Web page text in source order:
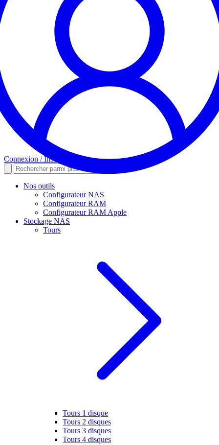
Connexion / Inscription
Nos outils
Configurateur NAS
Configurateur RAM
Configurateur RAM Apple
Stockage NAS
Tours
Tours 1 disque
Tours 2 disques
Tours 3 disques
Tours 4 disques